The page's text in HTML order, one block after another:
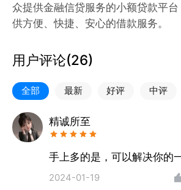
众提供金融信贷服务的小额贷款平
供方便、快捷、安心的借款服务。
——产品特色——
【额度高】额度最高20万
【门槛低】凭身份证快速出额度 方
【放款快】实时审批 快速放款 畅快体
【流程简】在线申请 自动审核 “刷脸”
——温馨提示——
1.贷款额度、利率，放款时间以实际
2.贷款有风险，借款需谨慎，请根
用户评论(26)
全部 最新 好评 中评
精诚所至
手上多的是，可以解决你的
2024-01-19